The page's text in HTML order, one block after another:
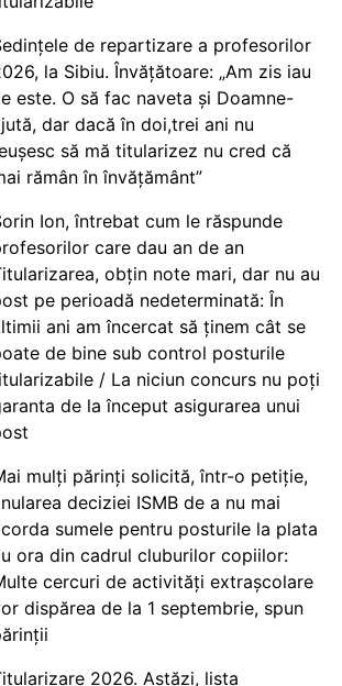
de repartizare a profesorilor
la Sibiu. Învățătoare: „Am zis iau
este. O să fac naveta și Doamne-
dar dacă în doi,trei ani nu
să mă titularizez nu cred că
rămân în învățământ”
Ion, întrebat cum le răspunde
care dau an de an
obțin note mari, dar nu au
pe perioadă nedeterminată: În
ani am încercat să ținem cât se
de bine sub control posturile
/ La niciun concurs nu poți
de la început asigurarea unui
mulți părinți solicită, într-o petiție,
deciziei ISMB de a nu mai
sumele pentru posturile la plata
ora din cadrul cluburilor copiilor:
cercuri de activități extrașcolare
dispărea de la 1 septembrie, spun
2026. Astăzi, lista